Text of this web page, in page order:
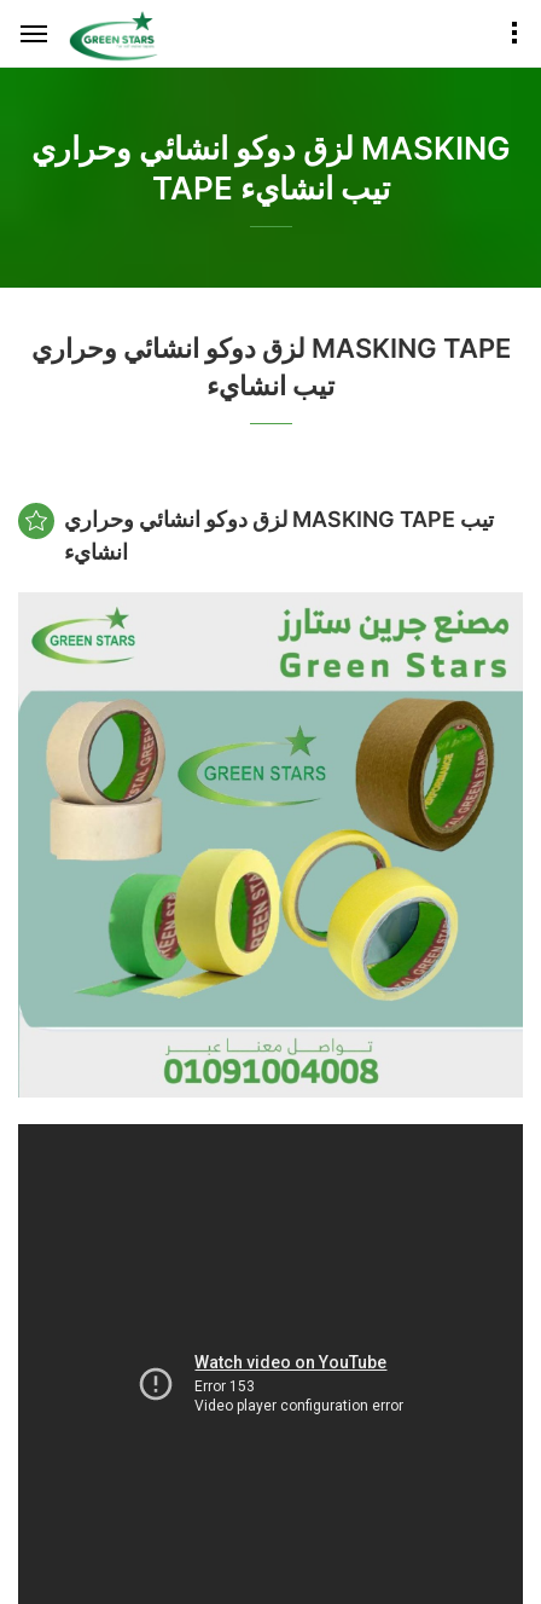
لزق دوكو انشائي وحراري MASKING
TAPE تيب انشايء
لزق دوكو انشائي وحراري MASKING TAPE
تيب انشايء
لزق دوكو انشائي وحراري MASKING TAPE تيب
انشايء